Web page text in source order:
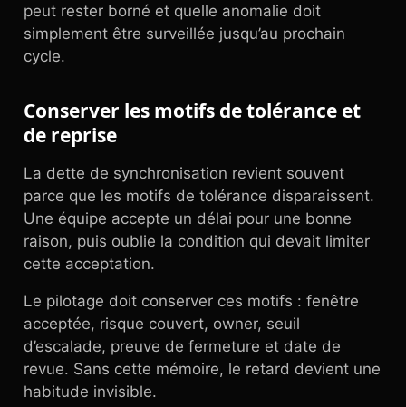
peut rester borné et quelle anomalie doit
simplement être surveillée jusqu’au prochain
cycle.
Conserver les motifs de tolérance et
de reprise
La dette de synchronisation revient souvent
parce que les motifs de tolérance disparaissent.
Une équipe accepte un délai pour une bonne
raison, puis oublie la condition qui devait limiter
cette acceptation.
Le pilotage doit conserver ces motifs : fenêtre
acceptée, risque couvert, owner, seuil
d’escalade, preuve de fermeture et date de
revue. Sans cette mémoire, le retard devient une
habitude invisible.